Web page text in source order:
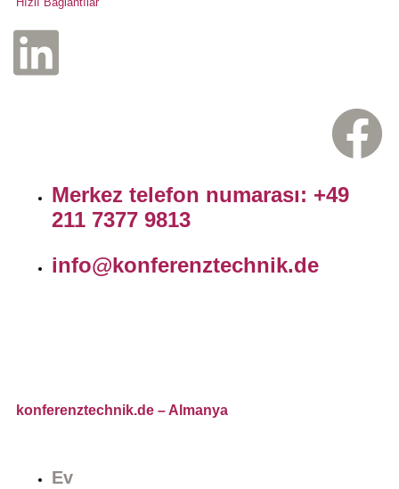
Merkez telefon numarası: +49
211 7377 9813
info@konferenztechnik.de
konferenztechnik.de – Almanya
Ev